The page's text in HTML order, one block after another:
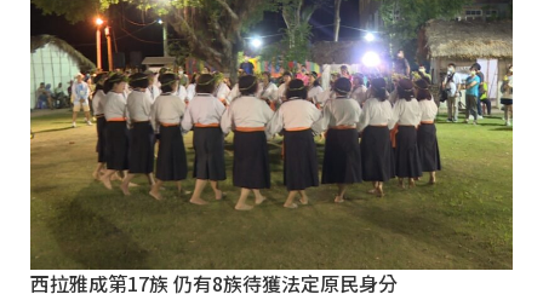
西拉雅成第17族 仍有8族待獲法定原民身分